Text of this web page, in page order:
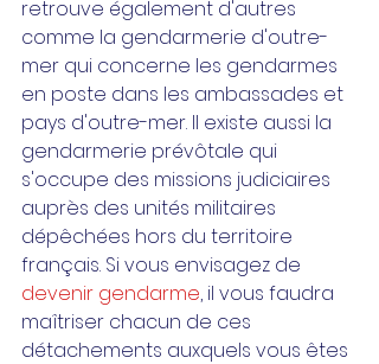
retrouve également d'autres
comme la gendarmerie d'outre-
mer qui concerne les gendarmes
en poste dans les ambassades et
pays d'outre-mer. Il existe aussi la
gendarmerie prévôtale qui
s'occupe des missions judiciaires
auprès des unités militaires
dépêchées hors du territoire
français. Si vous envisagez de
devenir gendarme, il vous faudra
maîtriser chacun de ces
détachements auxquels vous êtes